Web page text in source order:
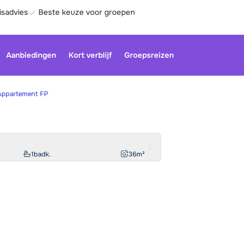
Beste keuze voor groepen
Aanbiedingen Kort verblijf Groepsreizen
FP
1badk. 36m²